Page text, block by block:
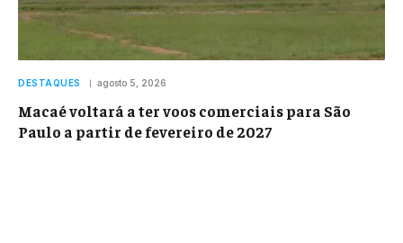
DESTAQUES agosto 5, 2026
Macaé voltará a ter voos comerciais para São
Paulo a partir de fevereiro de 2027